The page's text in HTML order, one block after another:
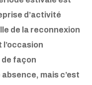
d’activité
de la reconnexion
l’occasion
façon
mais c’est